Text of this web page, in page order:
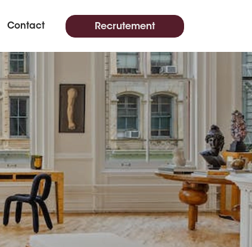
Contact Recrutement